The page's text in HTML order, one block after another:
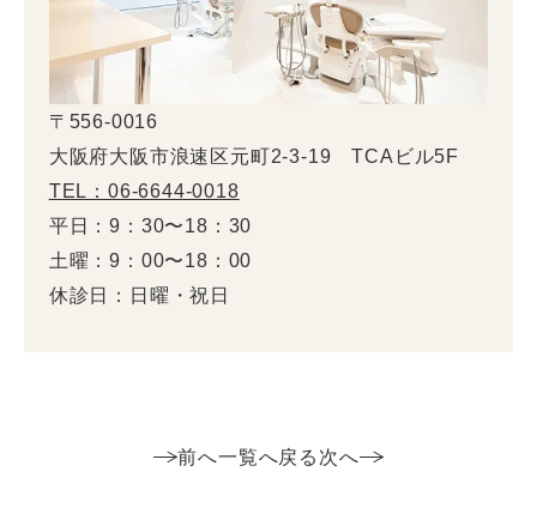
〒556-0016
大阪府大阪市浪速区元町2-3-19 TCAビル5F
TEL：06-6644-0018
平日：9：30〜18：30
土曜：9：00〜18：00
休診日：日曜・祝日
前へ一覧へ戻る 次へ